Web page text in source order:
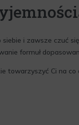
i zawsze czuć
formuł
towarzyszyć Ci na